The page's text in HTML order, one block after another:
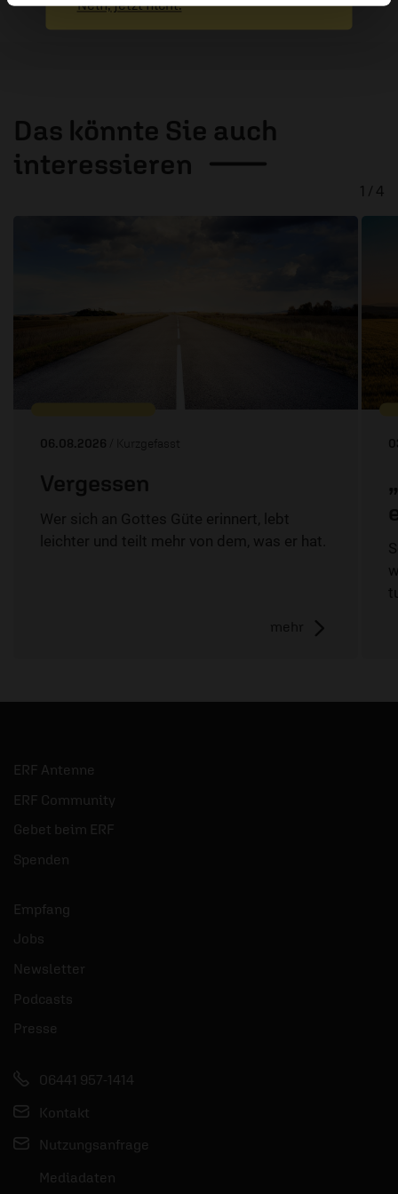
Das könnte Sie auch
interessieren
06.08.2026 / Kurzgefasst
Vergessen
Wer sich an Gottes Güte erinnert, lebt
leichter und teilt mehr von dem, was er hat.
mehr
1 / 4
ERF Antenne
ERF Community
Gebet beim ERF
Spenden
Empfang
Jobs
Newsletter
Podcasts
Presse
06441 957-1414
Kontakt
Nutzungsanfrage
Mediadaten
Nein, jetzt nicht.